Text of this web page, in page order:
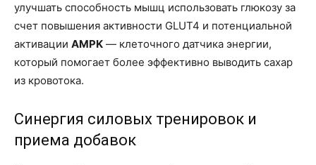
улучшать способность мышц использовать глюкозу за
счет повышения активности GLUT4 и потенциальной
активации AMPK — клеточного датчика энергии,
который помогает более эффективно выводить сахар
из кровотока.
Синергия силовых тренировок и
приема добавок